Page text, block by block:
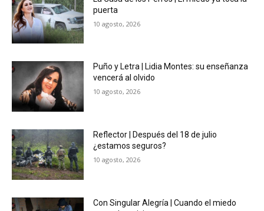
puerta
10 agosto, 2026
Puño y Letra | Lidia Montes: su enseñanza
vencerá al olvido
10 agosto, 2026
Reflector | Después del 18 de julio
¿estamos seguros?
10 agosto, 2026
Con Singular Alegría | Cuando el miedo